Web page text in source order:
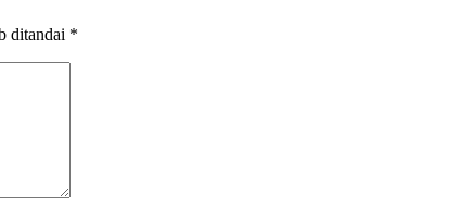
ditandai *